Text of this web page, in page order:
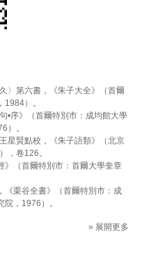
〉第六書，《朱子大全》（首爾
1984）。
•序》（首爾特別市：成均館大學
）。
星賢點校，《朱子語類》（北京
，卷126。
》（首爾特別市：首爾大學奎章
《栗谷全書》（首爾特別市：成
院，1976）。
» 展開更多